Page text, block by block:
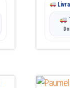
page
produit
Ce